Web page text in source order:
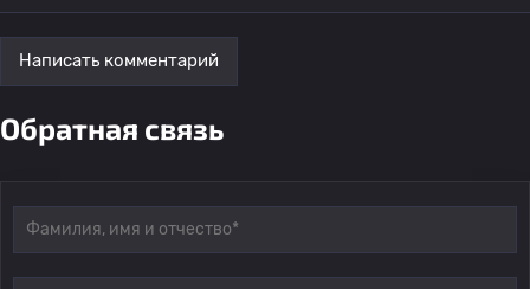
Написать комментарий
Обратная связь